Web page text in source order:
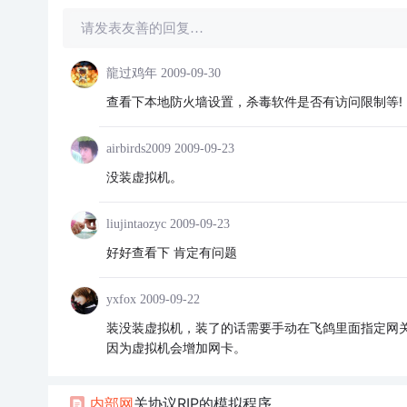
请发表友善的回复…
龍过鸡年 2009-09-30
查看下本地防火墙设置，杀毒软件是否有访问限制等!
airbirds2009 2009-09-23
没装虚拟机。
liujintaozyc 2009-09-23
好好查看下 肯定有问题
yxfox 2009-09-22
装没装虚拟机，装了的话需要手动在飞鸽里面指定网关
因为虚拟机会增加网卡。
内部网关协议RIP的模拟程序